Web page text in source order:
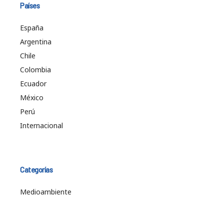
Países
España
Argentina
Chile
Colombia
Ecuador
México
Perú
Internacional
Categorías
Medioambiente